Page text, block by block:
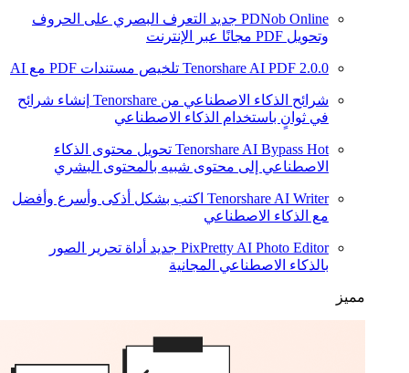
PDNob Online جديد التعرف البصري على الحروف
وتحويل PDF مجانًا عبر الإنترنت
Tenorshare AI PDF 2.0.0 تلخيص مستندات PDF مع AI
شرائح الذكاء الاصطناعي من Tenorshare
إنشاء شرائح
في ثوانٍ باستخدام الذكاء الاصطناعي
Tenorshare AI Bypass Hot
تحويل محتوى الذكاء
الاصطناعي إلى محتوى شبيه بالمحتوى البشري
Tenorshare AI Writer اكتب بشكل أذكى وأسرع وأفضل
مع الذكاء الاصطناعي
PixPretty AI Photo Editor جديد أداة تحرير الصور
بالذكاء الاصطناعي المجانية
مميز